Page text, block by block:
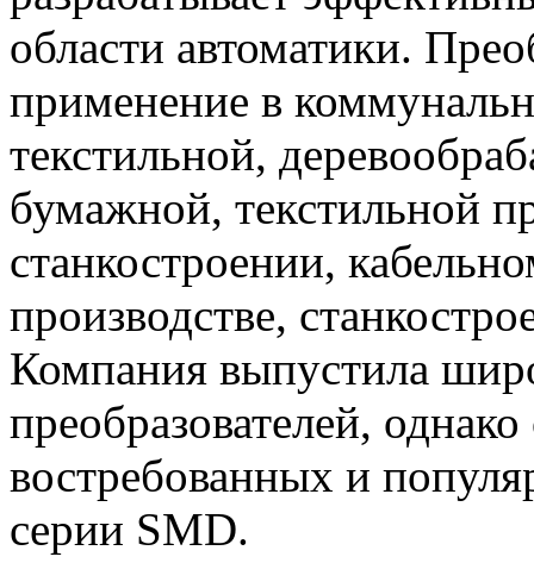
области автоматики.
применение в
текстильной,
бумажной, текстильной
станкостроении,
производстве,
Компания выпустила
преобразователей,
востребованных и
серии SMD.